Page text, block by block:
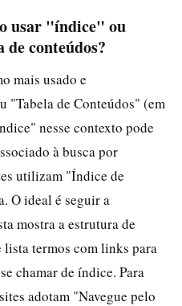
usar "índice" ou
conteúdos?
mais usado e
"Tabela de Conteúdos" (em
nesse contexto pode
à busca por
utilizam "Índice de
O ideal é seguir a
mostra a estrutura de
lista termos com links para
chamar de índice. Para
adotam "Navegue pelo